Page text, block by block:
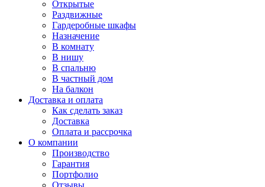
Открытые
Раздвижные
Гардеробные шкафы
Назначение
В комнату
В нишу
В спальню
В частный дом
На балкон
Доставка и оплата
Как сделать заказ
Доставка
Оплата и рассрочка
О компании
Производство
Гарантия
Портфолио
Отзывы